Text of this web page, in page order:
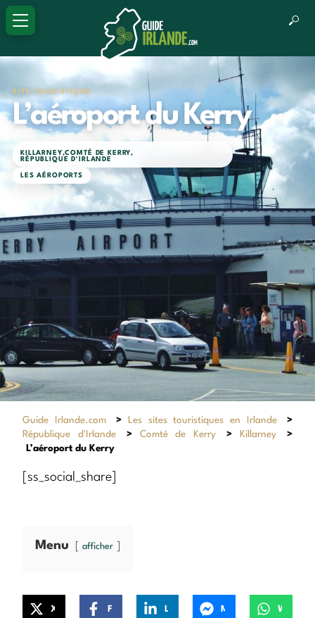
SITE TOURISTIQUE
L’aéroport du Kerry
KILLARNEY,COMTÉ DE KERRY,
RÉPUBLIQUE D'IRLANDE
LES AÉROPORTS
Guide Irlande.com > Les sites touristiques en Irlande
>
République d'Irlande
> Comté de Kerry > Killarney
>
L’aéroport du Kerry
[ss_social_share]
Menu afficher